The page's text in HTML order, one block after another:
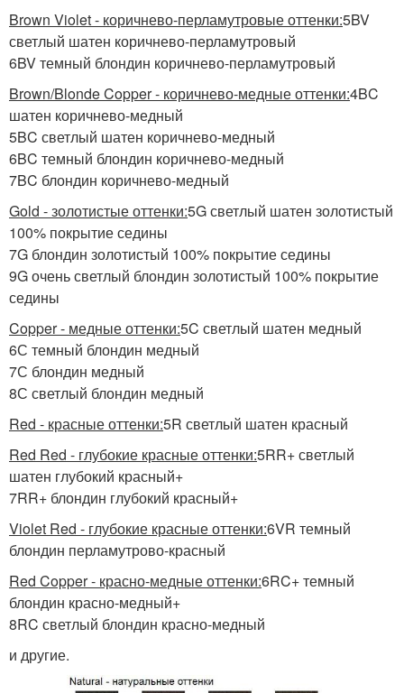
Brown Violet - коричнево-перламутровые оттенки:5BV
светлый шатен коричнево-перламутровый
6BV темный блондин коричнево-перламутровый
Brown/Blonde Copper - коричнево-медные оттенки:4BC
шатен коричнево-медный
5BC светлый шатен коричнево-медный
6BC темный блондин коричнево-медный
7BC блондин коричнево-медный
Gold - золотистые оттенки:5G светлый шатен золотистый
100% покрытие седины
7G блондин золотистый 100% покрытие седины
9G очень светлый блондин золотистый 100% покрытие
седины
Copper - медные оттенки:5C светлый шатен медный
6С темный блондин медный
7С блондин медный
8С светлый блондин медный
Red - красные оттенки:5R светлый шатен красный
Red Red - глубокие красные оттенки:5RR+ светлый
шатен глубокий красный+
7RR+ блондин глубокий красный+
Violet Red - глубокие красные оттенки:6VR темный
блондин перламутрово-красный
Red Copper - красно-медные оттенки:6RC+ темный
блондин красно-медный+
8RC светлый блондин красно-медный
и другие.